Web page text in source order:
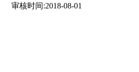
审核时间:2018-08-01